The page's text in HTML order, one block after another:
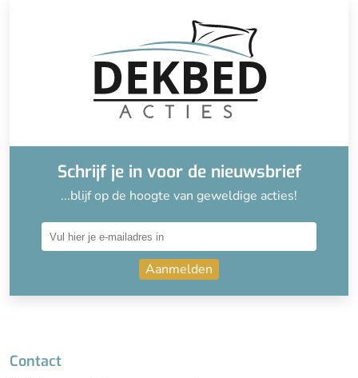
Schrijf je in voor de nieuwsbrief
...blijf op de hoogte van geweldige acties!
Aanmelden
Contact